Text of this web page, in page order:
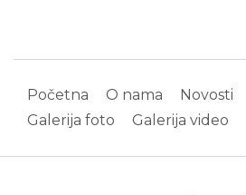
Početna O nama Novosti
Galerija foto
Galerija video